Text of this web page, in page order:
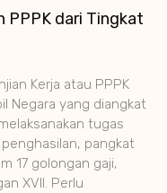
PPPK dari Tingkat
Kerja atau PPPK
Negara yang diangkat
tugas
pangkat
17 golongan gaji,
XVII. Perlu